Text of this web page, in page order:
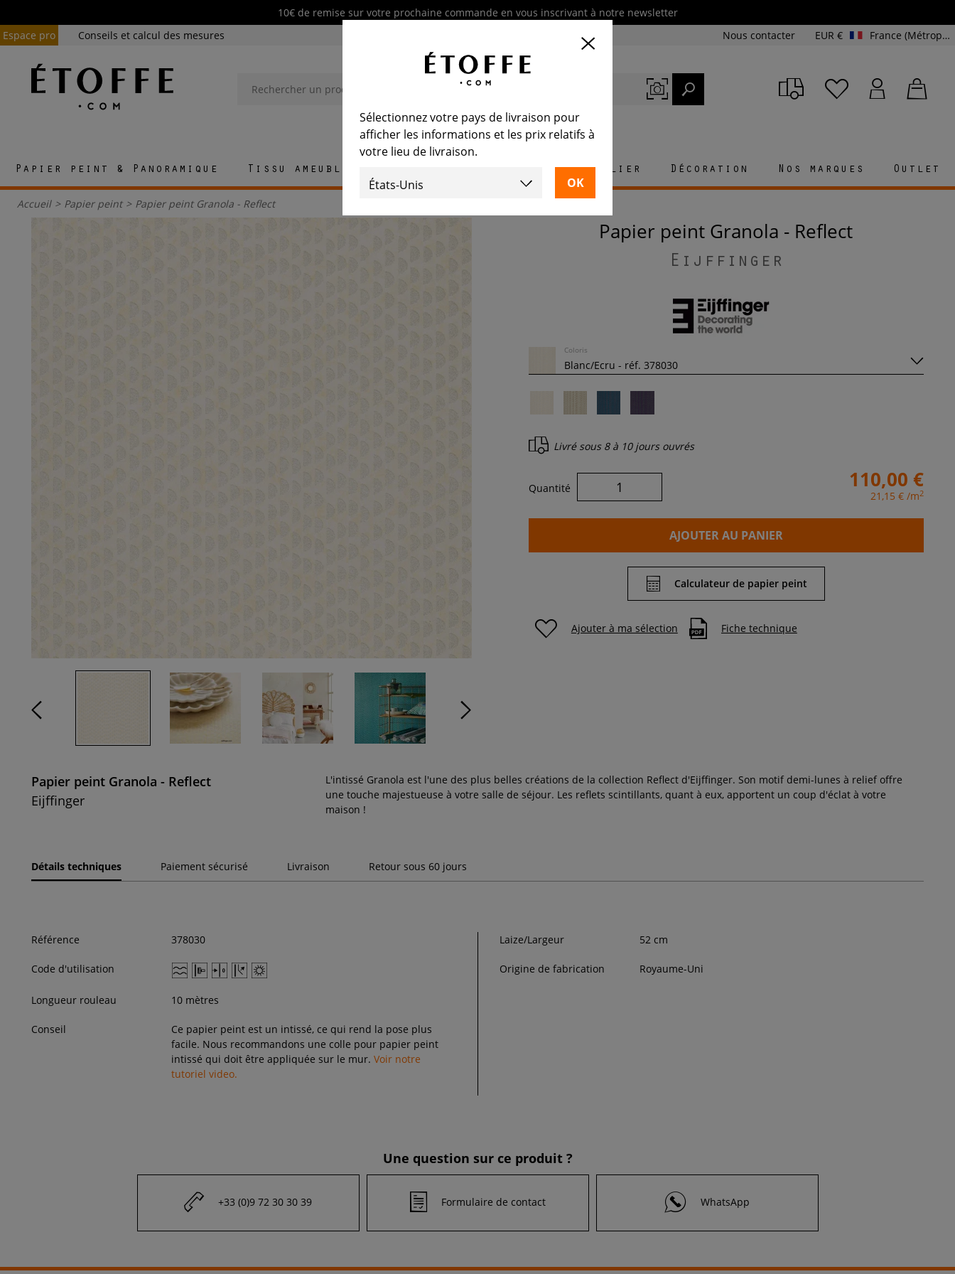
10€ de remise sur votre prochaine commande en vous inscrivant à notre newsletter
Espace pro
Conseils et calcul des mesures Nous contacter EUR € France (Métropolitaine et Corse)
Papier peint & Panoramique Tissu ameublement Mobilier Décoration Nos marques Outlet
Accueil > Papier peint > Papier peint Granola - Reflect
Papier peint Granola - Reflect
Eijffinger
Coloris
Livré sous 8 à 10 jours ouvrés
Quantité 110,00 €
21,15 € /m2
AJOUTER AU PANIER
Calculateur de papier peint
Ajouter à ma sélection Fiche technique
Papier peint Granola - Reflect
Eijffinger
L'intissé Granola est l'une des plus belles créations de la collection Reflect d'Eijffinger. Son motif demi-lunes à relief offre
une touche majestueuse à votre salle de séjour. Les reflets scintillants, quant à eux, apportent un coup d'éclat à votre
maison !
Détails techniques Paiement sécurisé Livraison Retour sous 60 jours
Référence 378030
Code d'utilisation
Longueur rouleau 10 mètres
Conseil
Ce papier peint est un intissé, ce qui rend la pose plus
facile. Nous recommandons une colle pour papier peint
intissé qui doit être appliquée sur le mur.Voir notre
tutoriel video.
Laize/Largeur 52 cm
Origine de fabrication Royaume-Uni
Une question sur ce produit ?
+33 (0)9 72 30 30 39 Formulaire de contact WhatsApp
Sélectionnez votre pays de livraison pour
afficher les informations et les prix relatifs à
votre lieu de livraison.